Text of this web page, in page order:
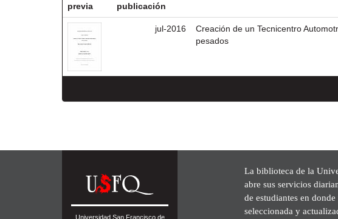
previa
publicación
jul-2016
Creación de un Tecnicentro
pesados
Universidad San Francisco de
La biblioteca de la
abre sus servicios
de estudiantes en
seleccionada y